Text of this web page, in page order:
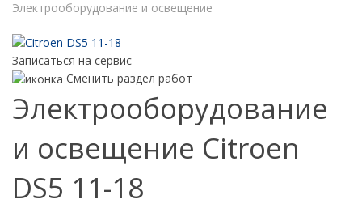
Электрооборудование и освещение
Записаться на сервис
Сменить раздел работ
Электрооборудование
и освещение Citroen
DS5 11-18